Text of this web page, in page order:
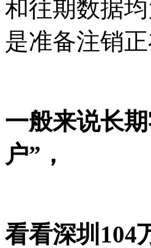
和往期数据
是准备注销
一般来说长
户”，
看看深圳104